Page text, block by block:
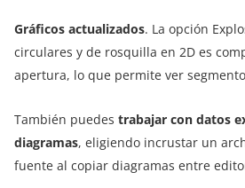
Gráficos actualizados. La opción
circulares y de rosquilla en 2D es
apertura, lo que permite ver
También puedes trabajar con datos
diagramas, eligiendo incrustar un
fuente al copiar diagramas entre